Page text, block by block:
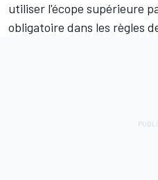
utiliser l'écope supérieure
obligatoire dans les règles